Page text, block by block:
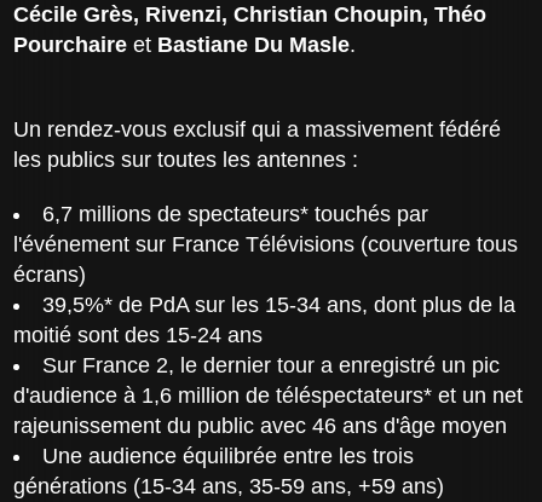
Cécile Grès, Rivenzi, Christian Choupin, Théo
Pourchaire et Bastiane Du Masle.
Un rendez-vous exclusif qui a massivement fédéré
les publics sur toutes les antennes :
6,7 millions de spectateurs* touchés par
l'événement sur France Télévisions (couverture tous
écrans)
39,5%* de PdA sur les 15-34 ans, dont plus de la
moitié sont des 15-24 ans
Sur France 2, le dernier tour a enregistré un pic
d'audience à 1,6 million de téléspectateurs* et un net
rajeunissement du public avec 46 ans d'âge moyen
Une audience équilibrée entre les trois
générations (15-34 ans, 35-59 ans, +59 ans)